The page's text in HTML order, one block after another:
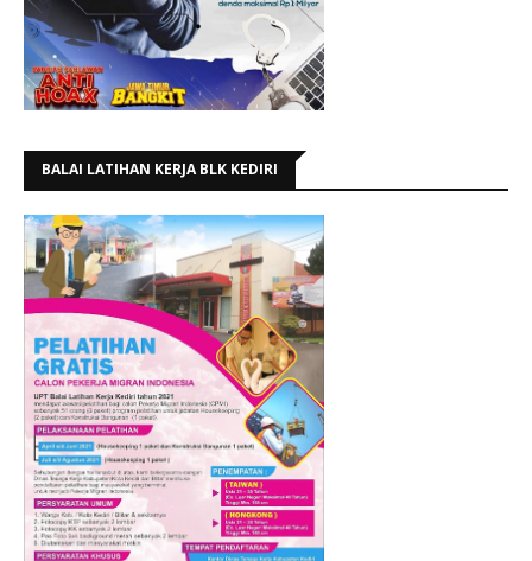
BALAI LATIHAN KERJA BLK KEDIRI